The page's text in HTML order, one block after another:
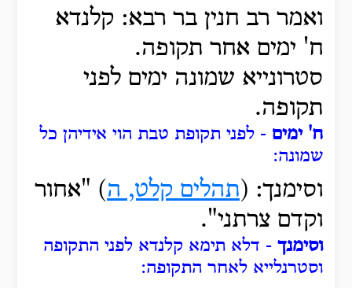
ואמר רב חנין בר רבא: קלנדא
ח' ימים אחר תקופה.
סטרונייא שמונה ימים לפני
תקופה.
ח' ימים - לפני תקופת טבת הוי אידיהן כל
שמונה:
וסימנך: (תהלים קלט, ה) "אחור
וקדם צרתני".
וסימנך - דלא תימא קלנדא לפני התקופה
וסטרנלייא לאחר התקופה: